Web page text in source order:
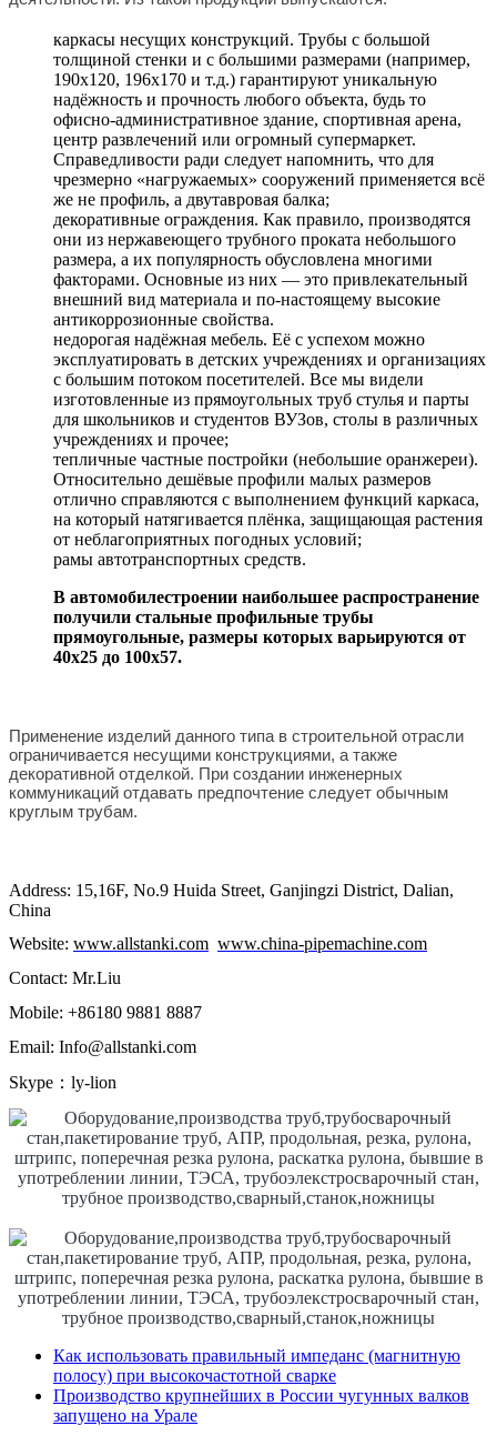
каркасы несущих конструкций. Трубы с большой
толщиной стенки и с большими размерами (например,
190х120, 196х170 и т.д.) гарантируют уникальную
надёжность и прочность любого объекта, будь то
офисно-административное здание, спортивная арена,
центр развлечений или огромный супермаркет.
Справедливости ради следует напомнить, что для
чрезмерно «нагружаемых» сооружений применяется всё
же не профиль, а двутавровая балка;
декоративные ограждения. Как правило, производятся
они из нержавеющего трубного проката небольшого
размера, а их популярность обусловлена многими
факторами. Основные из них — это привлекательный
внешний вид материала и по-настоящему высокие
антикоррозионные свойства.
недорогая надёжная мебель. Её с успехом можно
эксплуатировать в детских учреждениях и организациях
с большим потоком посетителей. Все мы видели
изготовленные из прямоугольных труб стулья и парты
для школьников и студентов ВУЗов, столы в различных
учреждениях и прочее;
тепличные частные постройки (небольшие оранжереи).
Относительно дешёвые профили малых размеров
отлично справляются с выполнением функций каркаса,
на который натягивается плёнка, защищающая растения
от неблагоприятных погодных условий;
рамы автотранспортных средств.
В автомобилестроении наибольшее распространение
получили стальные профильные трубы
прямоугольные, размеры которых варьируются от
40х25 до 100х57.
Применение изделий данного типа в строительной отрасли
ограничивается несущими конструкциями, а также
декоративной отделкой. При создании инженерных
коммуникаций отдавать предпочтение следует обычным
круглым трубам.
Address: 15,16F, No.9 Huida Street, Ganjingzi District, Dalian,
China
Website: www.allstanki.com www.china-pipemachine.com
Contact: Mr.Liu
Mobile: +86180 9881 8887
Email: Info@allstanki.com
Skype：ly-lion
Как использовать правильный импеданс (магнитную
полосу) при высокочастотной сварке
Производство крупнейших в России чугунных валков
запущено на Урале